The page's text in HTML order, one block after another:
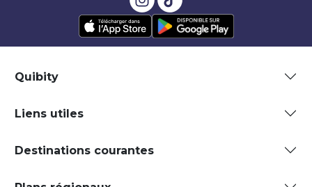
Quibity
Liens utiles
Destinations courantes